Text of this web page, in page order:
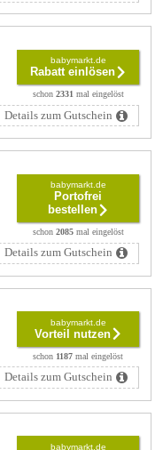
babymarkt.de
Rabatt einlösen
schon 2331mal eingelöst
Details zum Gutschein
babymarkt.de
Portofrei
bestellen
schon 2085mal eingelöst
Details zum Gutschein
babymarkt.de
Vorteil nutzen
schon 1187 mal eingelöst
Details zum Gutschein
babymarkt.de